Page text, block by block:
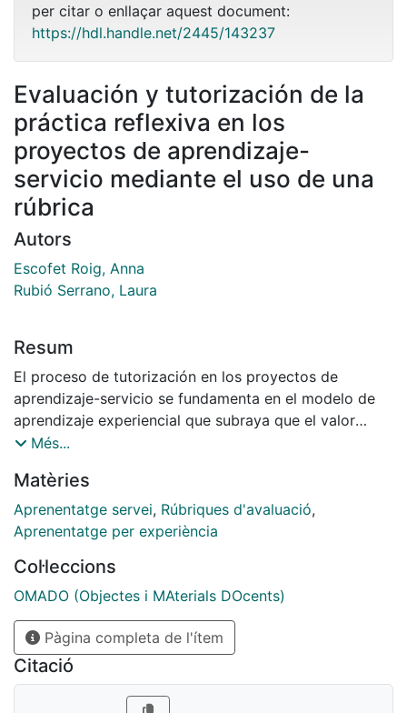
per citar o enllaçar aquest document:
https://hdl.handle.net/2445/143237
Evaluación y tutorización de la
práctica reflexiva en los
proyectos de aprendizaje-
servicio mediante el uso de una
rúbrica
Autors
Escofet Roig, Anna
Rubió Serrano, Laura
Resum
El proceso de tutorización en los proyectos de
aprendizaje-servicio se fundamenta en el modelo de
aprendizaje experiencial que subraya que el valor
formativo de una experiencia depende de la riqueza
estrategias para generar la reflexión. Estas estrategias
han de permitir, además de diseñar conjuntamente la
acción e implementarla, construir su significado,
especificidades y establecer relaciones, preparando al
estudiante para la siguiente situación de experiencia.
Responde así a una concepción participativa,
colaborativa, cíclica y progresiva del aprendizaje. Por
lo tanto, es de vital interés potenciar la reflexión de
los estudiantes y hacerlo favoreciendo la construcción
de conocimiento, tanto sobre contenidos académicos,
Més...
Matèries
Aprenentatge servei, Rúbriques d'avaluació,
Aprenentatge per experiència
Col·leccions
OMADO (Objectes i MAterials DOcents)
Pàgina completa de l'ítem
Citació